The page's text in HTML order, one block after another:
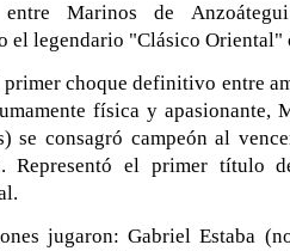
Marinos de
el legendario "Clásico
choque definitivo entre
física y apasionante,
se consagró campeón al
Representó el primer título
jugaron: Gabriel Estaba